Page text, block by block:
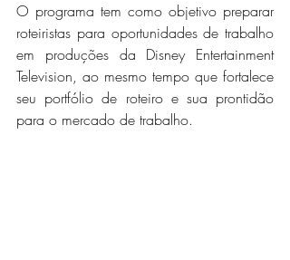
O programa tem como objetivo preparar
roteiristas para oportunidades de trabalho
em produções da Disney Entertainment
Television, ao mesmo tempo que fortalece
seu portfólio de roteiro e sua prontidão
para o mercado de trabalho.